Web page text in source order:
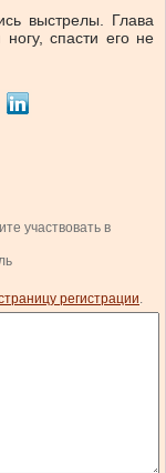
выстрелы. Глава
спасти его не
участвовать в
регистрации